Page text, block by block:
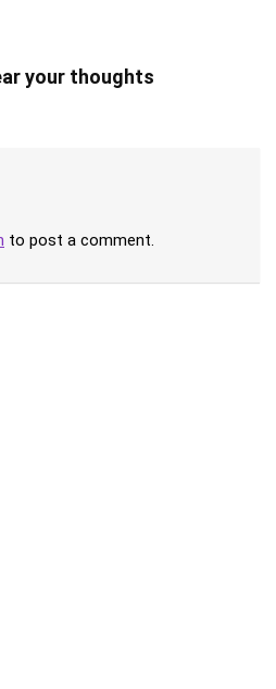
your thoughts
to post a comment.